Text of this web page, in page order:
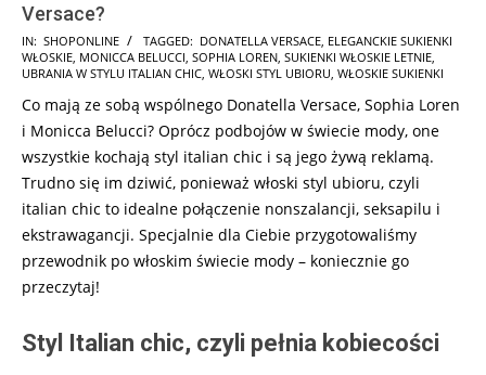
Versace?
2025-
07-
IN: SHOPONLINE TAGGED: DONATELLA VERSACE ELEGANCKIE SUKIENKI
WŁOSKIE MONICCA BELUCCI SOPHIA LOREN SUKIENKI WŁOSKIE LETNIE
UBRANIA W STYLU ITALIAN CHIC WŁOSKI STYL UBIORU WŁOSKIE SUKIENKI
Co mają ze sobą wspólnego Donatella Versace, Sophia Loren
i Monicca Belucci? Oprócz podbojów w świecie mody, one
wszystkie kochają styl italian chic i są jego żywą reklamą.
Trudno się im dziwić, ponieważ włoski styl ubioru, czyli
italian chic to idealne połączenie nonszalancji, seksapilu i
ekstrawagancji. Specjalnie dla Ciebie przygotowaliśmy
przewodnik po włoskim świecie mody – koniecznie go
przeczytaj!
Styl Italian chic, czyli pełnia kobiecości